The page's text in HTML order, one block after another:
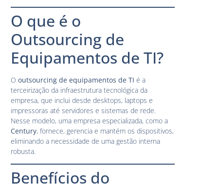
O que é o
Outsourcing de
Equipamentos de TI?
Ooutsourcing de equipamentos de TI é a
terceirização da infraestrutura tecnológica da
empresa, que inclui desde desktops, laptops e
impressoras até servidores e sistemas de rede.
Nesse modelo, uma empresa especializada, como a
Century, fornece, gerencia e mantém os dispositivos,
eliminando a necessidade de uma gestão interna
robusta.
Benefícios do